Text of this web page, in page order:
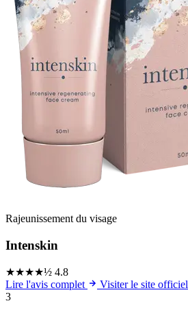
Rajeunissement du visage
Intenskin
★★★★½ 4.8
Lire l'avis complet
Visiter le site officiel
3